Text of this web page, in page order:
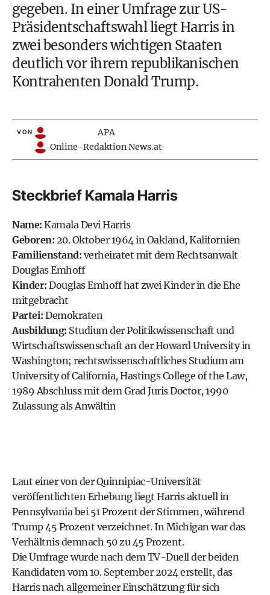
gegeben. In einer Umfrage zur US-
Präsidentschaftswahl liegt Harris in
zwei besonders wichtigen Staaten
deutlich vor ihrem republikanischen
Kontrahenten Donald Trump.
VON
APA
Online-Redaktion News.at
Steckbrief Kamala Harris
Name: Kamala Devi Harris
Geboren: 20. Oktober 1964 in Oakland, Kalifornien
Familienstand: verheiratet mit dem Rechtsanwalt
Douglas Emhoff
Kinder: Douglas Emhoff hat zwei Kinder in die Ehe
mitgebracht
Partei: Demokraten
Ausbildung: Studium der Politikwissenschaft und
Wirtschaftswissenschaft an der Howard University in
Washington; rechtswissenschaftliches Studium am
University of California, Hastings College of the Law,
1989 Abschluss mit dem Grad Juris Doctor, 1990
Zulassung als Anwältin
Laut einer von der Quinnipiac-Universität
veröffentlichten Erhebung liegt Harris aktuell in
Pennsylvania bei 51 Prozent der Stimmen, während
Trump 45 Prozent verzeichnet. In Michigan war das
Verhältnis demnach 50 zu 45 Prozent.
Die Umfrage wurde nach dem TV-Duell der beiden
Kandidaten vom 10. September 2024 erstellt, das
Harris nach allgemeiner Einschätzung für sich